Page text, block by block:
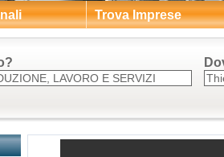
Trova Imprese